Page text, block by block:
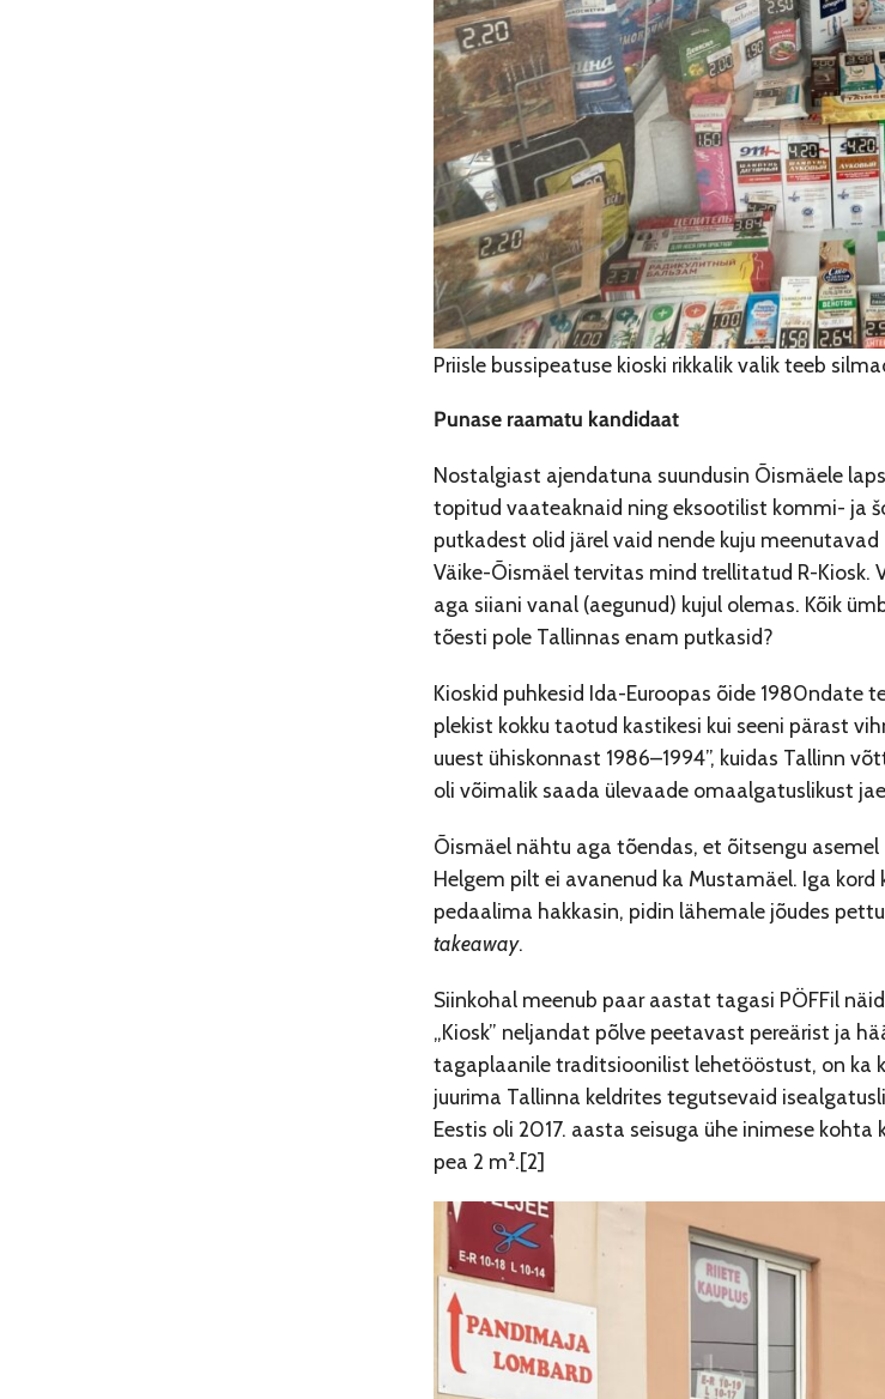
Priisle bussipeatuse kioski rikkalik valik teeb
Punase raamatu kandidaat
Nostalgiast ajendatuna suundusin Õismäele
topitud vaateaknaid ning eksootilist kommi- ja
putkadest olid järel vaid nende kuju meenutavad
Väike-Õismäel tervitas mind trellitatud R-Kiosk.
aga siiani vanal (aegunud) kujul olemas. Kõik
tõesti pole Tallinnas enam putkasid?
Kioskid puhkesid Ida-Euroopas õide 1980ndate
plekist kokku taotud kastikesi kui seeni pärast
uuest ühiskonnast 1986–1994”, kuidas Tallinn
oli võimalik saada ülevaade omaalgatuslikust
Õismäel nähtu aga tõendas, et õitsengu
Helgem pilt ei avanenud ka Mustamäel. Iga
pedaalima hakkasin, pidin lähemale jõudes
takeaway.
Siinkohal meenub paar aastat tagasi PÖFFil
„Kiosk” neljandat põlve peetavast pereärist ja
tagaplaanile traditsioonilist lehetööstust, on ka
juurima Tallinna keldrites tegutsevaid
Eestis oli 2017. aasta seisuga ühe inimese
pea 2 m².[2]